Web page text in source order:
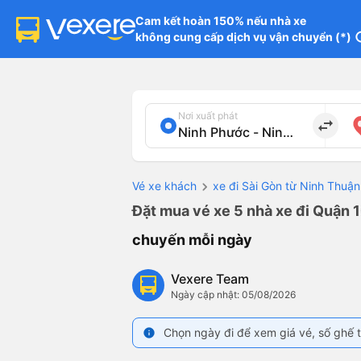
Cam kết hoàn 150% nếu nhà xe
không cung cấp dịch vụ vận chuyển (*)
Nơi xuất phát
import_export
Vé xe khách xe đi Sài Gòn từ Ninh Thuận
Đặt mua vé xe 5 nhà xe đi Quận
chuyến mỗi ngày
Vexere Team
Ngày cập nhật: 05/08/2026
info Chọn ngày đi để xem giá vé, số